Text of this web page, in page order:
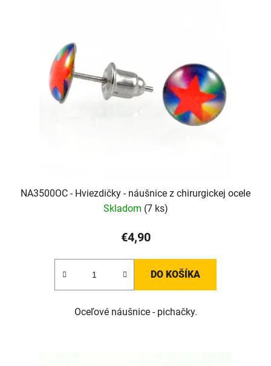
NA3500OC - Hviezdičky - náušnice z chirurgickej ocele
Skladom (7 ks)
€4,90
DO KOŠÍKA
Oceľové náušnice - pichačky.